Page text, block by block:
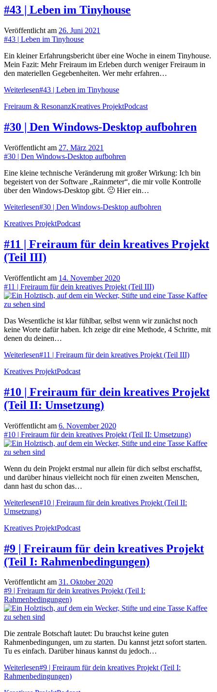
#43 | Leben im Tinyhouse
Veröffentlicht am 26. Juni 2021
#43 | Leben im Tinyhouse
Ein kleiner Erfahrungsbericht über eine Woche in einem Tinyhouse.
Mein Fazit: Mehr Freiraum im Erleben durch weniger Freiraum in
den materiellen Gegebenheiten. Wer mehr erfahren…
Weiterlesen#43 | Leben im Tinyhouse
Freiraum & ResonanzKreatives ProjektPodcast
#30 | Den Windows-Desktop aufbohren
Veröffentlicht am 27. März 2021
#30 | Den Windows-Desktop aufbohren
Eine kleine technische Veränderung mit großer Wirkung: Ich bin
begeistert von der Software „Rainmeter“, die mir volle Kontrolle
über den Windows-Desktop gibt. 🙂 Hier ein…
Weiterlesen#30 | Den Windows-Desktop aufbohren
Kreatives ProjektPodcast
#11 | Freiraum für dein kreatives Projekt
(Teil III)
Veröffentlicht am 14. November 2020
#11 | Freiraum für dein kreatives Projekt (Teil III)
Das Wesentliche ist klar fühlbar, selbst wenn wir zunächst noch
keine Worte dafür haben. Ich zeige dir eine Methode, 4 Schritte, mit
denen du deinen…
Weiterlesen#11 | Freiraum für dein kreatives Projekt (Teil III)
Kreatives ProjektPodcast
#10 | Freiraum für dein kreatives Projekt
(Teil II: Umsetzung)
Veröffentlicht am 6. November 2020
#10 | Freiraum für dein kreatives Projekt (Teil II: Umsetzung)
Wenn du dein Projekt erstmal nur allein für dich selbst erschaffst,
und darüber hinaus vielleicht noch für einen zweiten Menschen,
dann hast du schon das…
Weiterlesen#10 | Freiraum für dein kreatives Projekt (Teil II:
Umsetzung)
Kreatives ProjektPodcast
#9 | Freiraum für dein kreatives Projekt
(Teil I: Rahmenbedingungen)
Veröffentlicht am 31. Oktober 2020
#9 | Freiraum für dein kreatives Projekt (Teil I:
Rahmenbedingungen)
Die zentrale Botschaft lautet: Du brauchst keine guten
Rahmenbedingungen, um zu starten. Du kannst jetzt sofort starten.
Tu es einfach. Darüber hinaus kannst du jedoch…
Weiterlesen#9 | Freiraum für dein kreatives Projekt (Teil I:
Rahmenbedingungen)